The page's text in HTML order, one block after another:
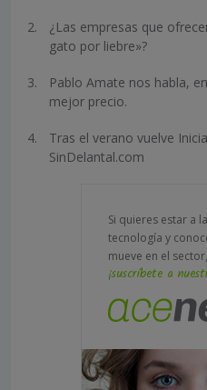
¿Las empresas que
gato por liebre»?
Pablo Amate nos habla,
mejor precio.
Tras el verano vuelve
SinDelantal.com
Si quieres estar a
tecnología y
mueve en el sector,
¡suscríbete a